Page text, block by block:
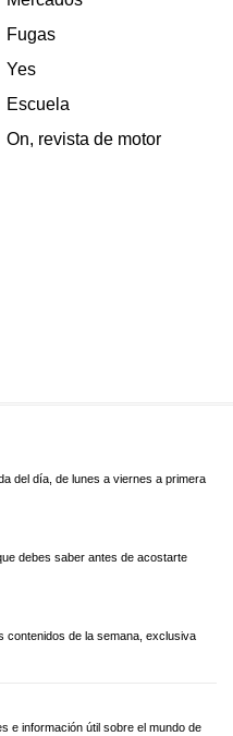
Fugas
Yes
Escuela
On, revista de motor
del día, de lunes a viernes a primera
debes saber antes de acostarte
contenidos de la semana, exclusiva
e información útil sobre el mundo de